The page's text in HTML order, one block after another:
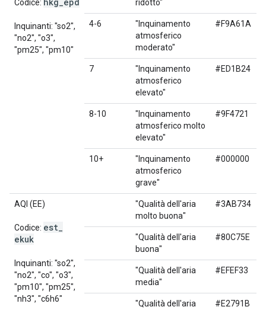
Codice:
Inquinanti: "so2",
"no2", "o3",
"pm25", "pm10"
ridotto"
4-6
"Inquinamento
atmosferico
moderato"
#F9A61A
7
"Inquinamento
atmosferico
elevato"
#ED1B24
8-10
"Inquinamento
atmosferico molto
elevato"
#9F4721
10+
"Inquinamento
atmosferico
grave"
#000000
AQI (EE)
Codice: est
ekuk
Inquinanti: "so2",
"no2", "co", "o3",
"pm10", "pm25",
"nh3", "c6h6"
"Qualità dell'aria
molto buona"
#3AB734
"Qualità dell'aria
buona"
#80C75E
"Qualità dell'aria
media"
#EFEF33
"Qualità dell'aria
#E2791B